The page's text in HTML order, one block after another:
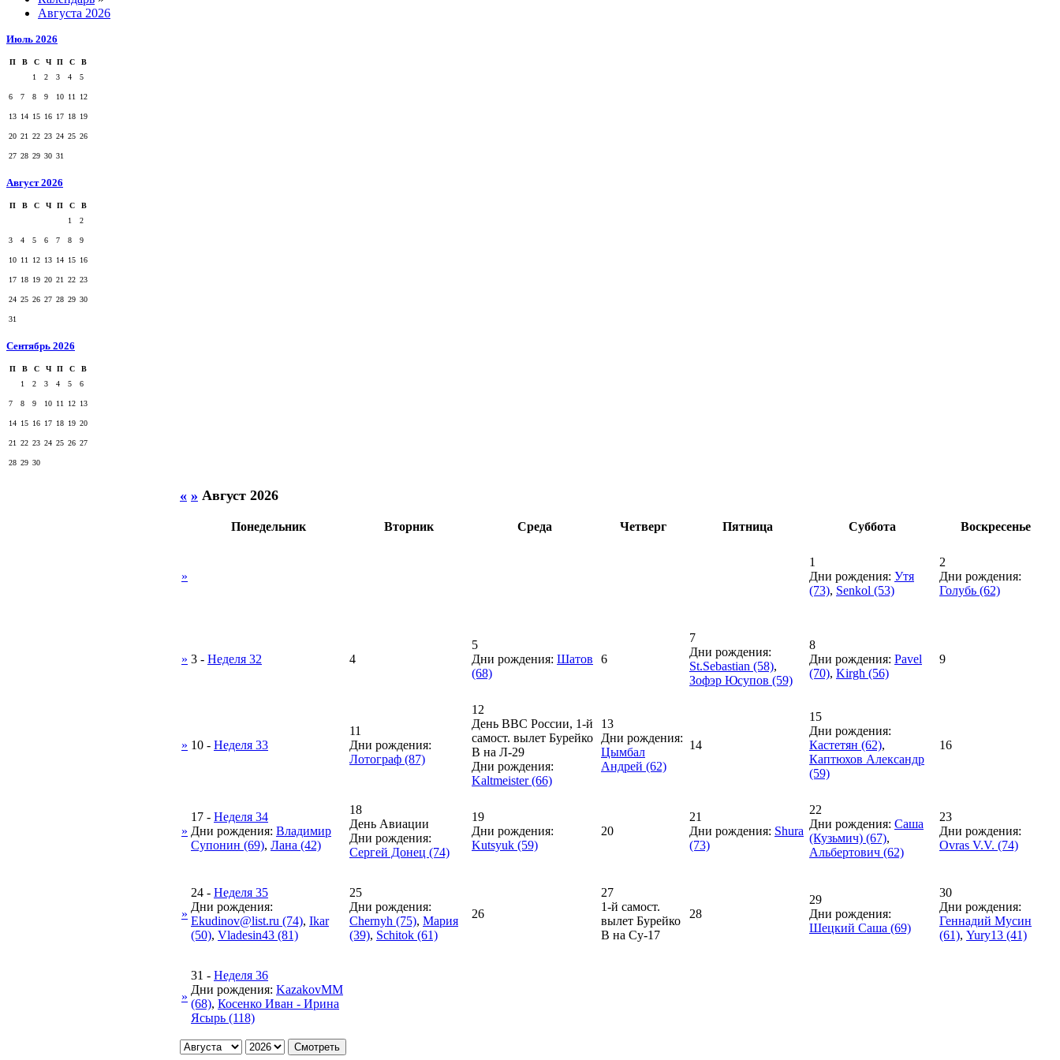
Августа 2026
Июль 2026
П В С Ч П С
В
1
2 3 4 5
6 7 8 9 10 11 12
13 14 15 16 17 18 19
20 21 22 23 24 25 26
27 28 29 30 31
Август 2026
П В С Ч П С
В
1
2
3 4 5 6 7 8 9
10 11 12 13 14 15 16
17 18 19 20 21 22 23
24 25 26 27 28 29 30
31
Сентябрь 2026
П В С Ч П С
В
1
2 3 4 5 6
7 8 9 10 11 12 13
14 15 16 17 18 19 20
21 22 23 24 25 26 27
28 29 30
« » Август 2026
Понедельник Вторник Среда Четверг Пятница Суббота Воскресенье
»
1
Дни рождения: Утя
(73), Senkol (53)
2
Дни рождения:
Голубь (62)
» 3 - Неделя 32 4
5
Дни рождения: Шатов
(68)
6
7
Дни рождения:
St.Sebastian (58),
Зофэр Юсупов (59)
8
Дни рождения: Pavel
(70), Kirgh (56)
9
» 10 - Неделя 33
11
Дни рождения:
Лотограф (87)
12
День ВВС России, 1-й
самост. вылет Бурейко
В на Л-29
Дни рождения:
Kaltmeister (66)
13
Дни рождения:
Цымбал
Андрей (62)
14
15
Дни рождения:
Кастетян (62),
Каптюхов Александр
(59)
16
»
17 - Неделя 34
Дни рождения: Владимир
Супонин (69), Лана (42)
18
День Авиации
Дни рождения:
Сергей Донец (74)
19
Дни рождения:
Kutsyuk (59)
20
21
Дни рождения: Shura
(73)
22
Дни рождения: Саша
(Кузьмич) (67),
Альбертович (62)
23
Дни рождения:
Ovras V.V. (74)
»
24 - Неделя 35
Дни рождения:
Ekudinov@list.ru (74), Ikar
(50), Vladesin43 (81)
25
Дни рождения:
Chernyh (75), Мария
(39), Schitok (61)
26
27
1-й самост.
вылет Бурейко
В на Су-17
28
29
Дни рождения:
Шецкий Саша (69)
30
Дни рождения:
Геннадий Мусин
(61), Yury13 (41)
»
31 - Неделя 36
Дни рождения: KazakovMM
(68), Косенко Иван - Ирина
Ясырь (118)